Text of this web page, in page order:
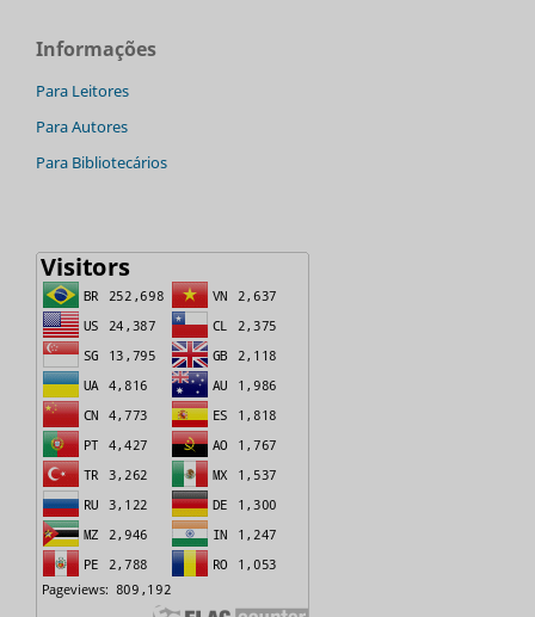
Informações
Para Leitores
Para Autores
Para Bibliotecários